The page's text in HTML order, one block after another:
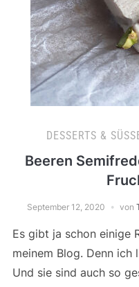
DESSERTS &
Beeren
September 12, 2020 von
Es gibt ja schon einige
meinem Blog. Denn ich
Und sie sind auch so